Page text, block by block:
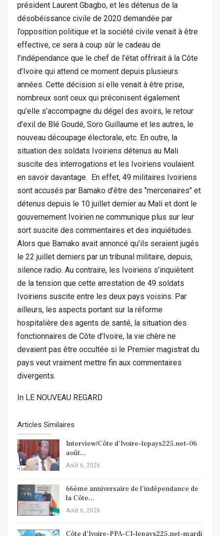
président Laurent Gbagbo, et les détenus de la
désobéissance civile de 2020 demandée par
l’opposition politique et la société civile venait à être
effective, ce sera à coup sûr le cadeau de
l’indépendance que le chef de l’état offrirait à la Côte
d’Ivoire qui attend ce moment depuis plusieurs
années. Cette décision si elle venait à être prise,
nombreux sont ceux qui préconisent également
qu’elle s’accompagne du dégel des avoirs, le retour
d’exil de Blé Goudé, Soro Guillaume et les autres, le
nouveau découpage électorale, etc. En outre, la
situation des soldats Ivoiriens détenus au Mali
suscite des interrogations et les Ivoiriens voulaient
en savoir davantage. En effet, 49 militaires Ivoiriens
sont accusés par Bamako d’être des ‘’mercenaires’’ et
détenus depuis le 10 juillet dernier au Mali et dont le
gouvernement Ivoirien ne communique plus sur leur
sort suscite des commentaires et des inquiétudes.
Alors que Bamako avait annoncé qu’ils seraient jugés
le 22 juillet derniers par un tribunal militaire, depuis,
silence radio. Au contraire, les Ivoiriens s’inquiètent
de la tension que cette arrestation de 49 soldats
Ivoiriens suscite entre les deux pays voisins. Par
ailleurs, les aspects portant sur la réforme
hospitalière des agents de santé, la situation des
fonctionnaires de Côte d’Ivoire, la vie chère ne
devaient pas être occultée si le Premier magistrat du
pays veut vraiment mettre fin aux commentaires
divergents.
In LE NOUVEAU REGARD
Articles Similaires
Interview/Côte d’Ivoire-lepays225.net-06
août…
Août 6, 2026
66ème anniversaire de l’indépendance de
la Côte…
Août 6, 2026
Côte d’Ivoire-PPA-CI-lepays225.net-mardi